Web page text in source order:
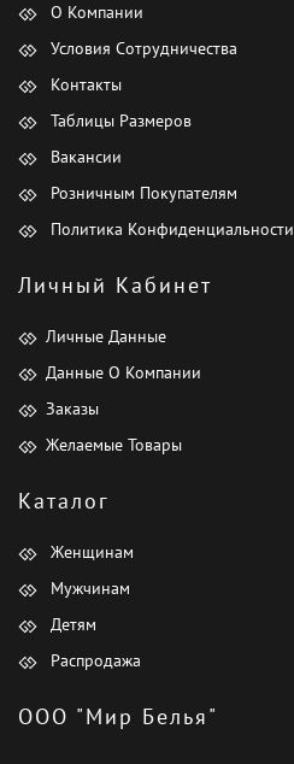
О Компании
Условия Сотрудничества
Контакты
Таблицы Размеров
Вакансии
Розничным Покупателям
Политика Конфиденциальности
Личный Кабинет
Личные Данные
Данные О Компании
Заказы
Желаемые Товары
Каталог
Женщинам
Мужчинам
Детям
Распродажа
ООО "Мир Белья"